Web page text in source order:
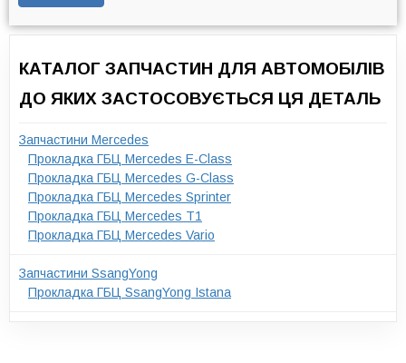
КАТАЛОГ ЗАПЧАСТИН ДЛЯ АВТОМОБІЛІВ
ДО ЯКИХ ЗАСТОСОВУЄТЬСЯ ЦЯ ДЕТАЛЬ
Запчастини Mercedes
Прокладка ГБЦ Mercedes E-Class
Прокладка ГБЦ Mercedes G-Class
Прокладка ГБЦ Mercedes Sprinter
Прокладка ГБЦ Mercedes T1
Прокладка ГБЦ Mercedes Vario
Запчастини SsangYong
Прокладка ГБЦ SsangYong Istana